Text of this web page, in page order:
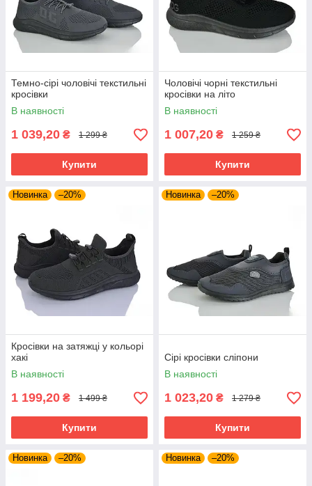
Темно-сірі чоловічі текстильні
кросівки
В наявності
1 039,20 ₴ 1 299 ₴
Купити
Чоловічі чорні текстильні
кросівки на літо
В наявності
1 007,20 ₴ 1 259 ₴
Купити
Новинка –20%
Кросівки на затяжці у кольорі
хакі
В наявності
1 199,20 ₴ 1 499 ₴
Купити
Новинка –20%
Сірі кросівки сліпони
В наявності
1 023,20 ₴ 1 279 ₴
Купити
Новинка –20% Новинка –20%